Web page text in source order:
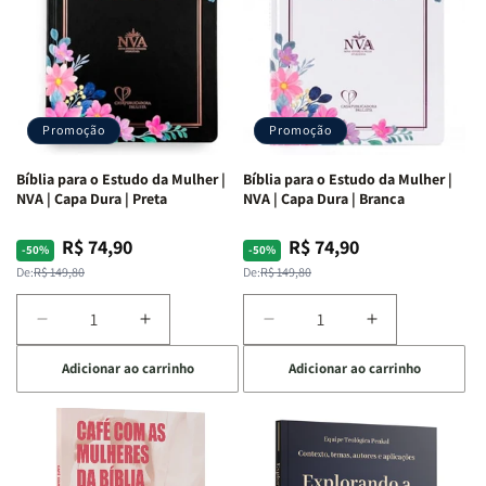
Promoção
Bíblia para o Estudo da Mulher |
NVA | Capa Dura | Preta
-50%
Preço
normal
De:R$ 149,80
Preço
promocional
R$ 74,90
Diminuir
a
quantidade
de
Bíblia
para
Aumentar
a
quantidade
de
Bíblia
para
o
Adicionar ao carrinho
Promoção
Bíblia para o Estudo da Mulher |
NVA | Capa Dura | Branca
-50%
Preço
normal
De:R$ 149,80
Preço
promocional
R$ 74,90
Diminuir
a
quantidade
de
Bíblia
o
Aumentar
a
quantidade
de
Bíblia
para
o
Adicionar ao carrinho